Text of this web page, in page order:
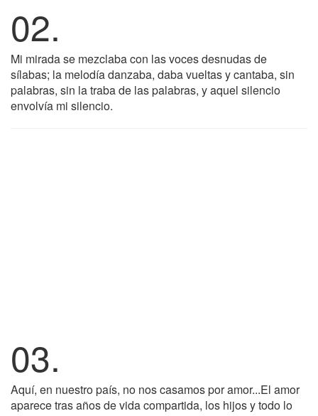
02.
Mi mirada se mezclaba con las voces desnudas de
sílabas; la melodía danzaba, daba vueltas y cantaba, sin
palabras, sin la traba de las palabras, y aquel silencio
envolvía mi silencio.
03.
Aquí, en nuestro país, no nos casamos por amor...El amor
aparece tras años de vida compartida, los hijos y todo lo